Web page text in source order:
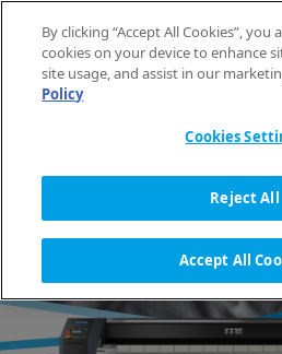
DOMŮ PRÁDELENSKÁ TECHNIKA
ŽEHLIČE S
VÁLCEM
By clicking “Accept All Cookies”,
cookies on your device to enhance
site usage, and assist in our
Policy
Cookies
Reject All
Accept All